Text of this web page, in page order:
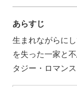
あらすじ
生まれながらに
を失った一家と
タジー・ロマンス